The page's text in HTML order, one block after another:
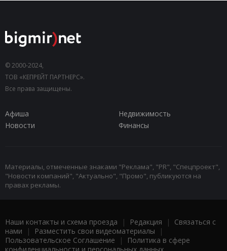
© 2000-2024,
ТОВ «КЕПРЕЙТ ПАРТНЕРС».
Все права защищены.
Афиша
Недвижимость
Новости
Финансы
Материалы, отмеченные знаками "Реклама", "PR", "Спецпроект",
"Новости компаний", "Актуально", "Промо", публикуются на
правах рекламы.
Наши контакты и схема проезда | Редакция | Связаться с
нами | Разместить свои видеоматериалы |
Пользовательское Соглашение |
Политика в сфере